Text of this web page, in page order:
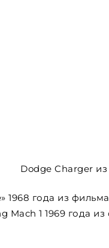
Dodge Charger
1968 года из
Mach 1 1969 года